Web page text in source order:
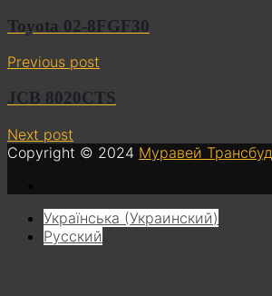
Toyota 02-8FGF30
Previous post
JCB 8020CTS
Next post
Copyright © 2024 Муравей Трансбуд
Українська (Украинский)
Русский